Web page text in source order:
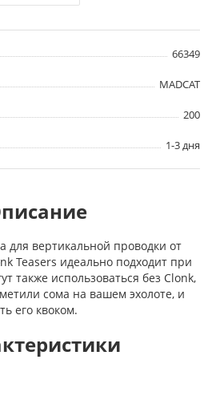
66349
MADCAT
200
1-3 дня
для вертикальной проводки от
Teasers идеально подходит при
также использоваться без Clonk,
сома на вашем эхолоте, и
его квоком.